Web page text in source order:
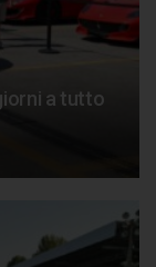
a tutto